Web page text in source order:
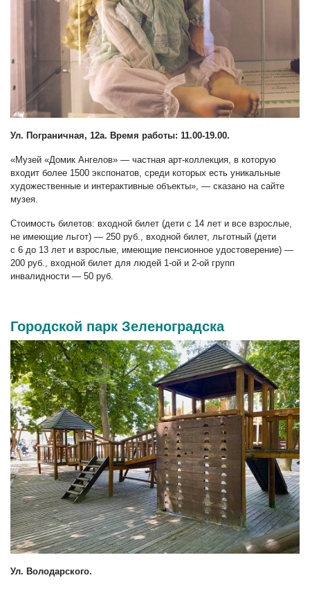
Ул. Пограничная, 12а. Время работы: 11.00-19.00.
«Музей «Домик Ангелов» — частная арт-коллекция, в которую
входит более 1500 экспонатов, среди которых есть уникальные
художественные и интерактивные объекты», — сказано на сайте
музея.
Стоимость билетов: входной билет (дети с 14 лет и все взрослые,
не имеющие льгот) — 250 руб., входной билет, льготный (дети
с 6 до 13 лет и взрослые, имеющие пенсионное удостоверение) —
200 руб., входной билет для людей 1-ой и 2-ой групп
инвалидности — 50 руб.
Городской парк Зеленоградска
Ул. Володарского.